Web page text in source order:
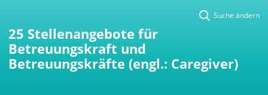
Suche ändern
25 Stellenangebote für
Betreuungskraft und
Betreuungskräfte (engl.: Caregiver)